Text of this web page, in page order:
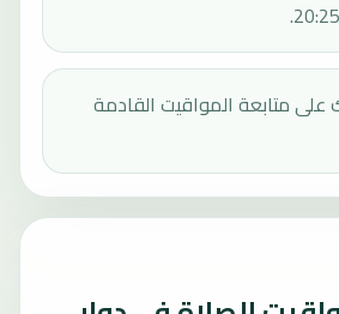
على متابعة المواقيت القادمة